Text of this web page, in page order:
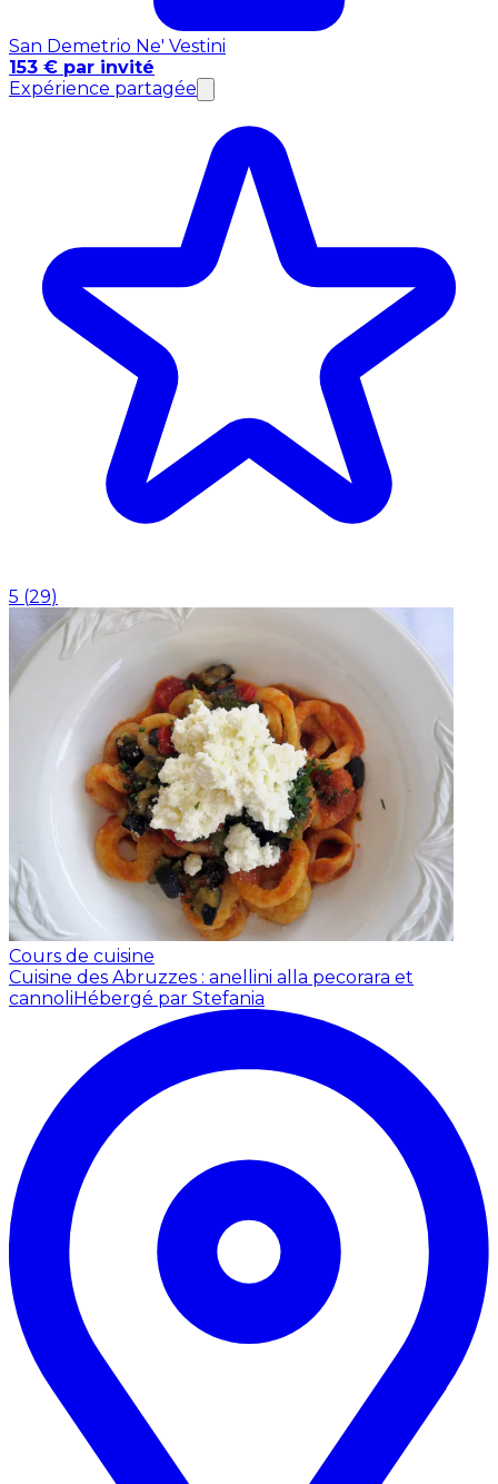
San Demetrio Ne' Vestini
153 € par invité
Expérience partagée
5 (29)
Cours de cuisine
Cuisine des Abruzzes : anellini alla pecorara et
cannoli Hébergé par Stefania